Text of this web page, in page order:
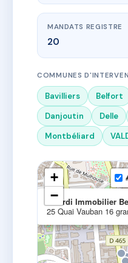
MANDATS REGISTRE
20
COMMUNES
Bavilliers Belfort
Danjoutin
Delle
Montbéliard
Girardi Immobilier
25 Quai Vauban 16
+
−